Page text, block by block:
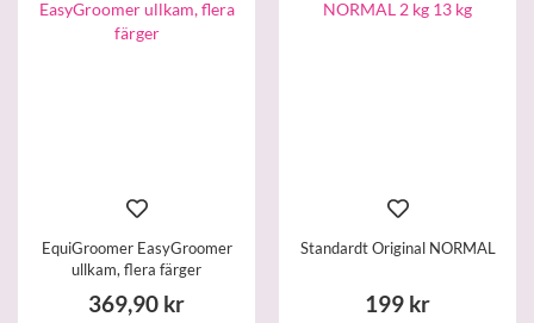
EquiGroomer EasyGroomer
ullkam, flera färger
369,90 kr
Standardt Original NORMAL
199 kr